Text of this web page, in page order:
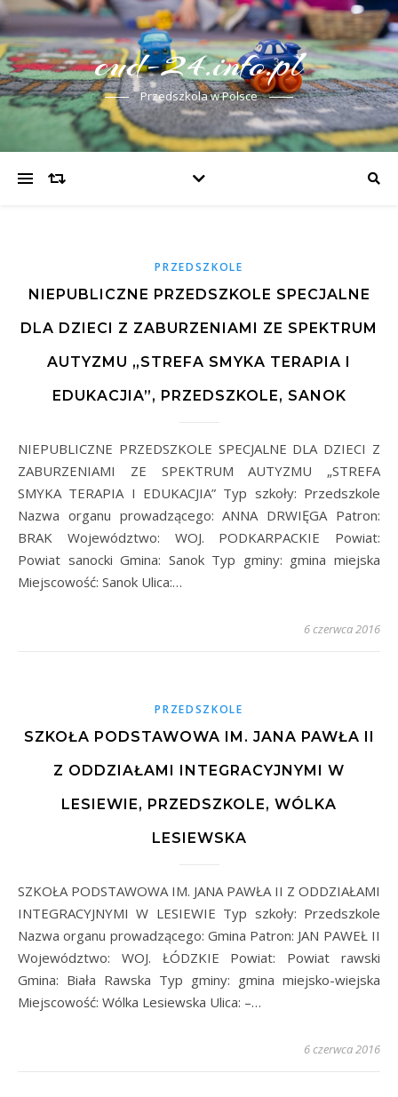
cud-24.info.pl
Przedszkola w Polsce
PRZEDSZKOLE
NIEPUBLICZNE PRZEDSZKOLE SPECJALNE
DLA DZIECI Z ZABURZENIAMI ZE SPEKTRUM
AUTYZMU „STREFA SMYKA TERAPIA I
EDUKACJIA”, PRZEDSZKOLE, SANOK
NIEPUBLICZNE PRZEDSZKOLE SPECJALNE DLA DZIECI Z
ZABURZENIAMI ZE SPEKTRUM AUTYZMU „STREFA
SMYKA TERAPIA I EDUKACJIA” Typ szkoły: Przedszkole
Nazwa organu prowadzącego: ANNA DRWIĘGA Patron:
BRAK Województwo: WOJ. PODKARPACKIE Powiat:
Powiat sanocki Gmina: Sanok Typ gminy: gmina miejska
Miejscowość: Sanok Ulica:…
6 czerwca 2016
PRZEDSZKOLE
SZKOŁA PODSTAWOWA IM. JANA PAWŁA II
Z ODDZIAŁAMI INTEGRACYJNYMI W
LESIEWIE, PRZEDSZKOLE, WÓLKA
LESIEWSKA
SZKOŁA PODSTAWOWA IM. JANA PAWŁA II Z ODDZIAŁAMI
INTEGRACYJNYMI W LESIEWIE Typ szkoły: Przedszkole
Nazwa organu prowadzącego: Gmina Patron: JAN PAWEŁ II
Województwo: WOJ. ŁÓDZKIE Powiat: Powiat rawski
Gmina: Biała Rawska Typ gminy: gmina miejsko-wiejska
Miejscowość: Wólka Lesiewska Ulica: –…
6 czerwca 2016